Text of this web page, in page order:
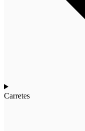
Carretes